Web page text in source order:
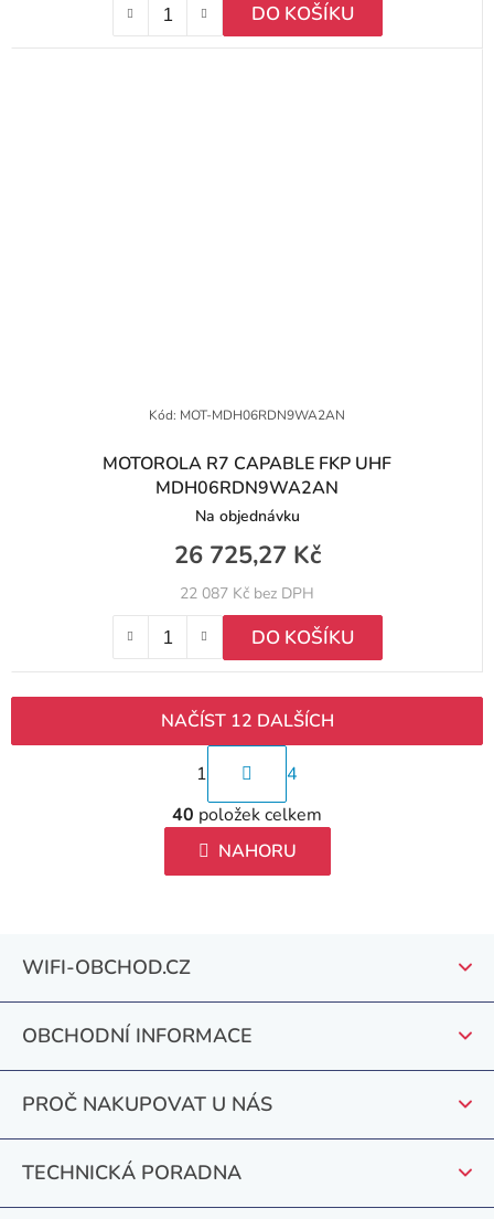
DO KOŠÍKU
MOTOROLA R7 CAPABLE FKP UHF
MDH06RDN9WA2AN
Na objednávku
22 087 Kč bez DPH
26 725,27 Kč
DO KOŠÍKU
Kód: MOT-MDH06RDN9WA2AN
O
v
l
á
p
r
v
k
y
v
NAČÍST 12 DALŠÍCH
S
t
r
á
n
n
í
1
4
40 položek celkem
NAHORU
WIFI-OBCHOD.CZ
OBCHODNÍ INFORMACE
PROČ NAKUPOVAT U NÁS
TECHNICKÁ PORADNA